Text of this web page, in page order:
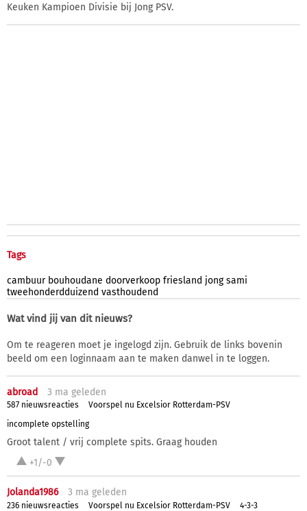
Keuken Kampioen Divisie bij Jong PSV.
Tags
cambuur bouhoudane doorverkoop friesland jong sami
tweehonderdduizend vasthoudend
Wat vind jij van dit nieuws?
Om te reageren moet je ingelogd zijn. Gebruik de links bovenin
beeld om een loginnaam aan te maken danwel in te loggen.
abroad 3 ma geleden
587 nieuwsreacties
Voorspel nu Excelsior Rotterdam-PSV
incomplete opstelling
Groot talent / vrij complete spits. Graag houden
+1/-0
Jolanda1986 3 ma geleden
236 nieuwsreacties Voorspel nu Excelsior Rotterdam-PSV 4-3-3